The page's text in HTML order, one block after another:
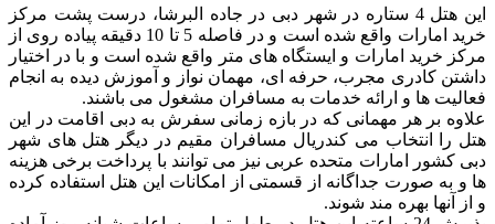
این هتل 4 ستاره در شهر دبی در جاده البرشا، درست پشت مرکز
خرید امارات واقع شده است و در فاصله 5 تا 10 دقیقه پیاده روی از
مرکز خرید امارات و ایستگاه های متر واقع شده است و با در اختیار
داشتن کادری مجرب، حرفه ای، مهمان نواز و آموزش دیده به انجام
فعالیت ها و ارائه خدمات به مسافران مشغول می باشند.
علاوه بر هر مهمانی که در بازه زمانی سفرش به دبی اقامت در این
هتل را انتخاب می کندريال مسافران مقیم در دیگر هتل های شهر
دبی کشور امارات متحده عربی نیز می توانند با پرداخت برخی هزینه
ها و به صورت جداگانه از قسمتی از امکانات این هتل استفاده کرده
و از آنها بهره مند شوند.